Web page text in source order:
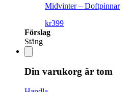
Midvinter – Doftpinnar
kr399
Förslag
Stäng
Din varukorg är tom